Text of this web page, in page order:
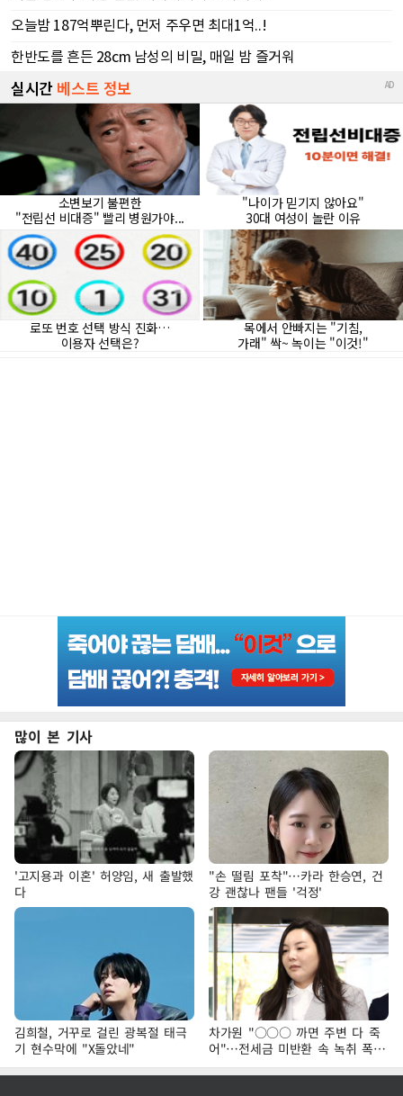
많이 본 기사
'고지용과 이혼' 허양임, 새 출발했
다
"손 떨림 포착"…카라 한승연, 건
강 괜찮나 팬들 '걱정'
김희철, 거꾸로 걸린 광복절 태극
기 현수막에 "X돌았네"
차가원 "○○○ 까면 주변 다 죽
어"…전세금 미반환 속 녹취 폭로
파장